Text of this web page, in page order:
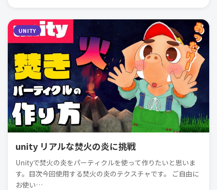
UNITY
unity リアルな焚火の炎に挑戦
Unityで焚火の炎をパーティクルを使って作りたいと思いま
す。目次今回使用する焚火の炎のテクスチャです。 ご自由に
お使い…